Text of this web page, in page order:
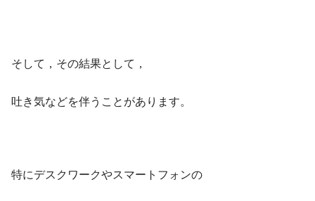
そして，その結果として，
吐き気などを伴うことがあります。
特にデスクワークやスマートフォンの